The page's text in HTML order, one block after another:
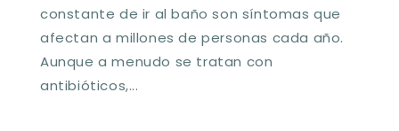
constante de ir al baño son síntomas que
afectan a millones de personas cada año.
Aunque a menudo se tratan con
antibióticos,...